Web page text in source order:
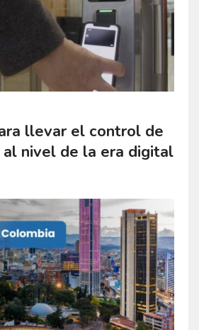
llevar el control de
al nivel de la era digital